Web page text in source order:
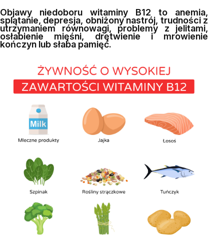
Objawy niedoboru witaminy B12 to anemia,
splątanie, depresja, obniżony nastrój, trudności z
utrzymaniem równowagi, problemy z jelitami,
osłabienie mięśni, drętwienie i mrowienie
kończyn lub słaba pamięć.